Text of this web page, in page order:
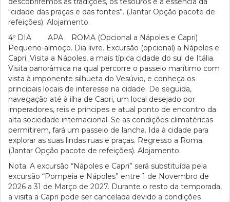
"cidade das praças e das fontes”. (Jantar Opção pacote de
refeições). Alojamento.
4º DIA APA ROMA (Opcional a Nápoles e Capri)
Pequeno-almoço. Dia livre. Excursão (opcional) a Nápoles e
Capri. Visita a Nápoles, a mais típica cidade do sul de Itália.
Visita panorâmica na qual percorre o passeio marítimo com
vista à imponente silhueta do Vesúvio, e conheça os
principais locais de interesse na cidade. De seguida,
navegação até à ilha de Capri, um local desejado por
imperadores, reis e príncipes e atual ponto de encontro da
alta sociedade internacional. Se as condições climatéricas
permitirem, fará um passeio de lancha. Ida à cidade para
explorar as suas lindas ruas e praças. Regresso a Roma.
(Jantar Opção pacote de refeições). Alojamento.
Nota: A excursão “Nápoles e Capri” será substituída pela
excursão “Pompeia e Nápoles” entre 1 de Novembro de
2026 a 31 de Março de 2027. Durante o resto da temporada,
a visita a Capri pode ser cancelada devido a condições